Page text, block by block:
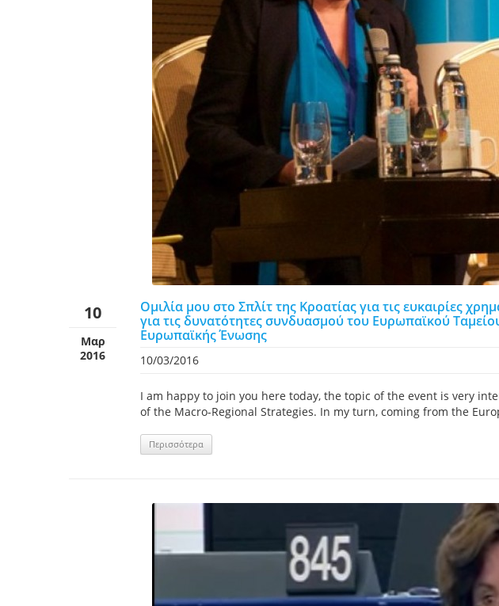
10
Μαρ
2016
Ομιλία μου στο Σπλίτ της Κροατίας για τις ευκαιρίες
για τις δυνατότητες συνδυασμού του Ευρωπαϊκού
Ευρωπαϊκής Ένωσης
10/03/2016
I am happy to join you here today, the topic of the event is very
of the Macro-Regional Strategies. In my turn, coming from the
Περισσότερα